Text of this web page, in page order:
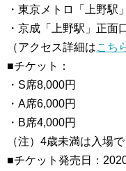
・東京メトロ「上野駅
・京成「上野駅」正面
（アクセス詳細はこち
■チケット：
・S席8,000円
・A席6,000円
・B席4,000円
（注）4歳未満は入場で
■チケット発売日：